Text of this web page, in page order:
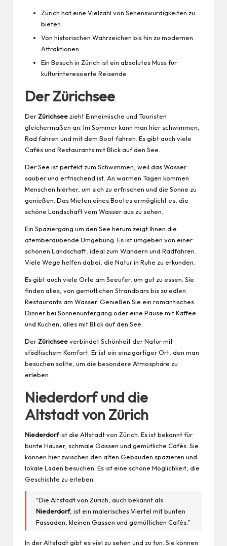
Zürich hat eine Vielzahl von Sehenswürdigkeiten zu
bieten
Von historischen Wahrzeichen bis hin zu modernen
Attraktionen
Ein Besuch in Zürich ist ein absolutes Muss für
kulturinteressierte Reisende
Der Zürichsee
DerZürichsee zieht Einheimische und Touristen
gleichermaßen an. Im Sommer kann man hier schwimmen,
Rad fahren und mit dem Boot fahren. Es gibt auch viele
Cafés und Restaurants mit Blick auf den See.
Der See ist perfekt zum Schwimmen, weil das Wasser
sauber und erfrischend ist. An warmen Tagen kommen
Menschen hierher, um sich zu erfrischen und die Sonne zu
genießen. Das Mieten eines Bootes ermöglicht es, die
schöne Landschaft vom Wasser aus zu sehen.
Ein Spaziergang um den See herum zeigt Ihnen die
atemberaubende Umgebung. Es ist umgeben von einer
schönen Landschaft, ideal zum Wandern und Radfahren.
Viele Wege helfen dabei, die Natur in Ruhe zu erkunden.
Es gibt auch viele Orte am Seeufer, um gut zu essen. Sie
finden alles, von gemütlichen Strandbars bis zu edlen
Restaurants am Wasser. Genießen Sie ein romantisches
Dinner bei Sonnenuntergang oder eine Pause mit Kaffee
und Kuchen, alles mit Blick auf den See.
DerZürichseeverbindet Schönheit der Natur mit
städtischem Komfort. Er ist ein einzigartiger Ort, den man
besuchen sollte, um die besondere Atmosphäre zu
erleben.
Niederdorf und die
Altstadt von Zürich
Niederdorfist die Altstadt von Zürich. Es ist bekannt für
bunte Häuser, schmale Gassen und gemütliche Cafés. Sie
können hier zwischen den alten Gebäuden spazieren und
lokale Läden besuchen. Es ist eine schöne Möglichkeit, die
Geschichte zu erleben.
“Die Altstadt von Zürich, auch bekannt als
Niederdorf, ist ein malerisches Viertel mit bunten
Fassaden, kleinen Gassen und gemütlichen Cafés.”
In der Altstadt gibt es viel zu sehen und zu tun. Sie können